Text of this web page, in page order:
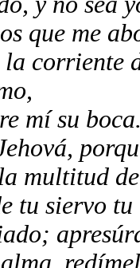
que me
la corriente
mí su
multitud
tu siervo